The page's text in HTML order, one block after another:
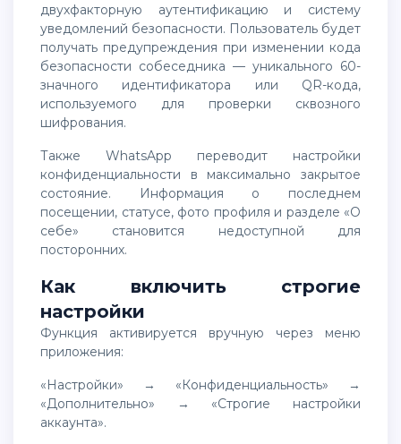
двухфакторную аутентификацию и систему
уведомлений безопасности. Пользователь будет
получать предупреждения при изменении кода
безопасности собеседника — уникального 60-
значного идентификатора или QR-кода,
используемого для проверки сквозного
шифрования.
Также WhatsApp переводит настройки
конфиденциальности в максимально закрытое
состояние. Информация о последнем
посещении, статусе, фото профиля и разделе «О
себе» становится недоступной для
посторонних.
Как включить строгие
настройки
Функция активируется вручную через меню
приложения:
«Настройки» → «Конфиденциальность» →
«Дополнительно» → «Строгие настройки
аккаунта».